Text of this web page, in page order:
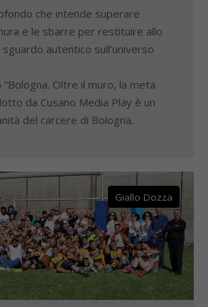
che intende superare
e le sbarre per restituire allo
autentico sull’universo
Oltre il muro, la meta
da Cusano Media Play è un
del carcere di Bologna.
Giallo Dozza